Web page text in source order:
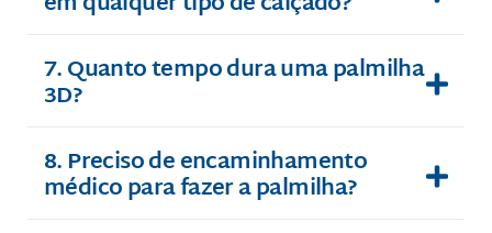
7. Quanto tempo dura uma palmilha
3D?
8. Preciso de encaminhamento
médico para fazer a palmilha?